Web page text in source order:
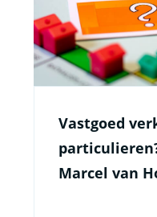
Vastgoed
Marcel van